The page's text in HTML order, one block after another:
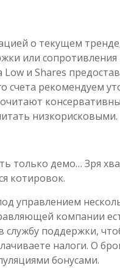
о текущем
или сопротивления
и Shares
рекомендуем
низкорисковыми.
только демо… Зря
котировок.
управлением
компании
службу поддержки,
налоги. О
бонусами.